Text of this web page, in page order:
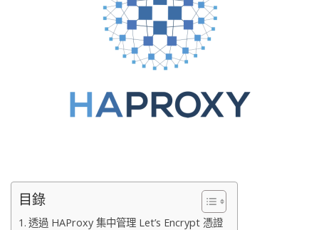
目錄
透過 HAProxy 集中管理 Let’s Encrypt 憑證